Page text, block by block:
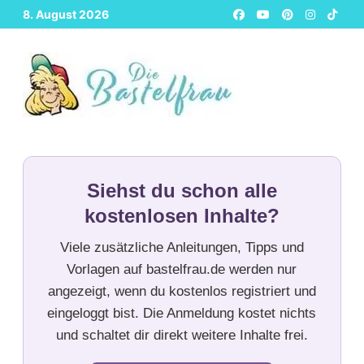
Zurück
zum
Inhalt
8. August 2026
Siehst du schon alle
kostenlosen Inhalte?
Viele zusätzliche Anleitungen, Tipps und
Vorlagen auf bastelfrau.de werden nur
angezeigt, wenn du kostenlos registriert und
eingeloggt bist. Die Anmeldung kostet nichts
und schaltet dir direkt weitere Inhalte frei.